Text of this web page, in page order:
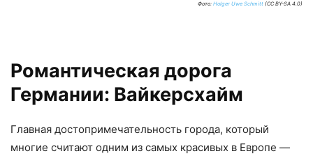
Фото: Holger Uwe Schmitt (CC BY-SA 4.0)
Романтическая дорога
Германии: Вайкерсхайм
Главная достопримечательность города, который
многие считают одним из самых красивых в Европе —